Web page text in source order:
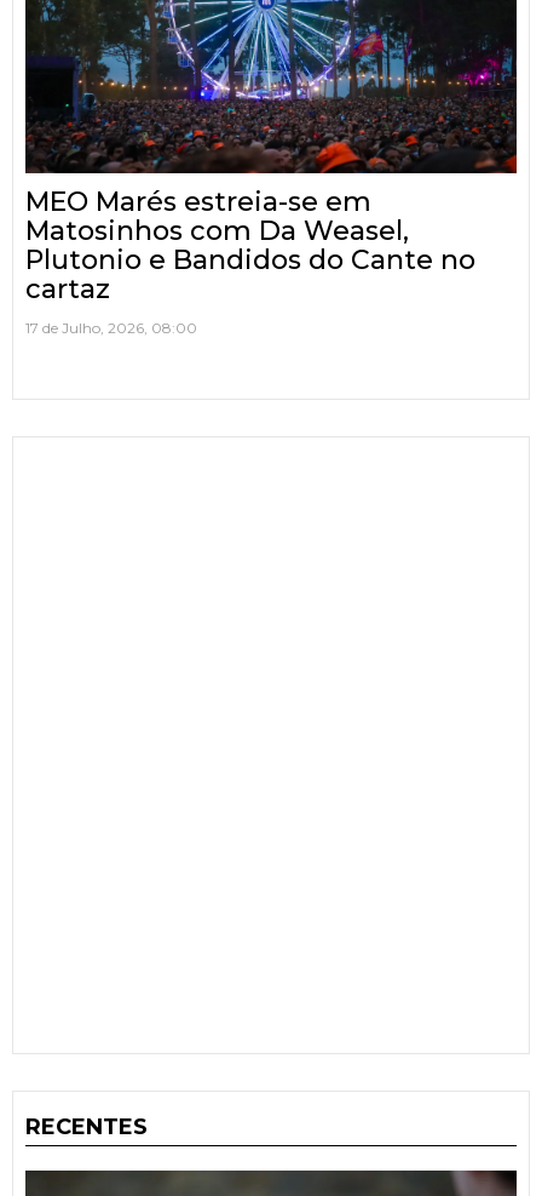
MEO Marés estreia-se em
Matosinhos com Da Weasel,
Plutonio e Bandidos do Cante no
cartaz
17 de Julho, 2026, 08:00
RECENTES